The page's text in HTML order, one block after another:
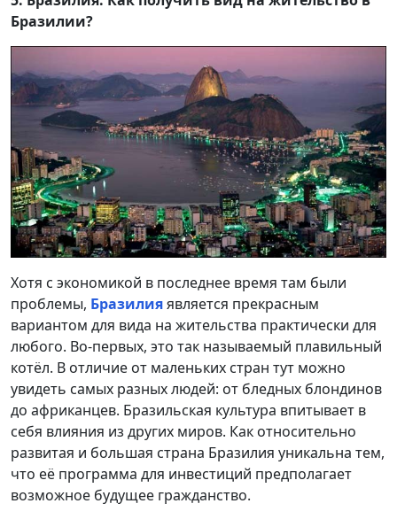
Бразилии?
Хотя с экономикой в последнее время там были
проблемы, Бразилияявляется прекрасным
вариантом для вида на жительства практически для
любого. Во-первых, это так называемый плавильный
котёл. В отличие от маленьких стран тут можно
увидеть самых разных людей: от бледных блондинов
до африканцев. Бразильская культура впитывает в
себя влияния из других миров. Как относительно
развитая и большая страна Бразилия уникальна тем,
что её программа для инвестиций предполагает
возможное будущее гражданство.